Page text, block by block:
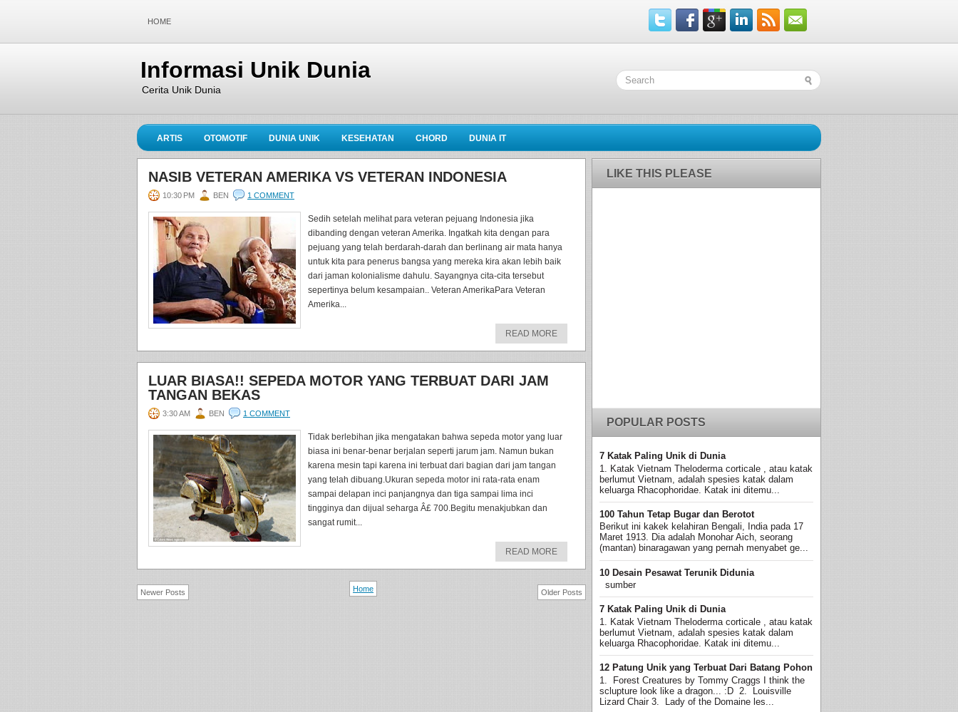
HOME
Informasi Unik Dunia
Cerita Unik Dunia
ARTIS OTOMOTIF DUNIA UNIK KESEHATAN CHORD DUNIA IT
NASIB VETERAN AMERIKA VS VETERAN INDONESIA
10:30 PM BEN 1 COMMENT
Sedih setelah melihat para veteran pejuang Indonesia jika
dibanding dengan veteran Amerika. Ingatkah kita dengan para
pejuang yang telah berdarah-darah dan berlinang air mata hanya
untuk kita para penerus bangsa yang mereka kira akan lebih baik
dari jaman kolonialisme dahulu. Sayangnya cita-cita tersebut
sepertinya belum kesampaian.. Veteran AmerikaPara Veteran
Amerika...
READ MORE
LUAR BIASA!! SEPEDA MOTOR YANG TERBUAT DARI JAM
TANGAN BEKAS
3:30 AM BEN 1 COMMENT
Tidak berlebihan jika mengatakan bahwa sepeda motor yang luar
biasa ini benar-benar berjalan seperti jarum jam. Namun bukan
karena mesin tapi karena ini terbuat dari bagian dari jam tangan
yang telah dibuang.Ukuran sepeda motor ini rata-rata enam
sampai delapan inci panjangnya dan tiga sampai lima inci
tingginya dan dijual seharga Â£ 700.Begitu menakjubkan dan
sangat rumit...
READ MORE
Newer Posts Older Posts
Home
LIKE THIS PLEASE
POPULAR POSTS
7 Katak Paling Unik di Dunia
1. Katak Vietnam Theloderma corticale , atau katak
berlumut Vietnam, adalah spesies katak dalam
keluarga Rhacophoridae. Katak ini ditemu...
100 Tahun Tetap Bugar dan Berotot
Berikut ini kakek kelahiran Bengali, India pada 17
Maret 1913. Dia adalah Monohar Aich, seorang
(mantan) binaragawan yang pernah menyabet ge...
10 Desain Pesawat Terunik Didunia
sumber
7 Katak Paling Unik di Dunia
1. Katak Vietnam Theloderma corticale , atau katak
berlumut Vietnam, adalah spesies katak dalam
keluarga Rhacophoridae. Katak ini ditemu...
12 Patung Unik yang Terbuat Dari Batang Pohon
1. Forest Creatures by Tommy Craggs I think the
sclupture look like a dragon... :D 2. Louisville
Lizard Chair 3. Lady of the Domaine les...